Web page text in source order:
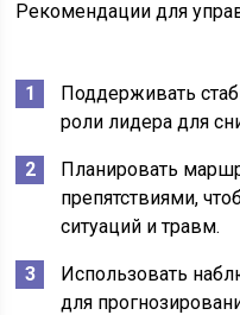
Рекомендации для
Поддерживать
роли лидера для
Планировать
препятствиями,
ситуаций и травм.
Использовать
для